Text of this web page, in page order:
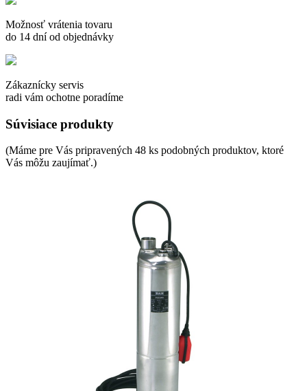
Možnosť vrátenia tovaru
do 14 dní od objednávky
Zákaznícky servis
radi vám ochotne poradíme
Súvisiace produkty
(Máme pre Vás pripravených 48 ks podobných produktov, ktoré
Vás môžu zaujímať.)